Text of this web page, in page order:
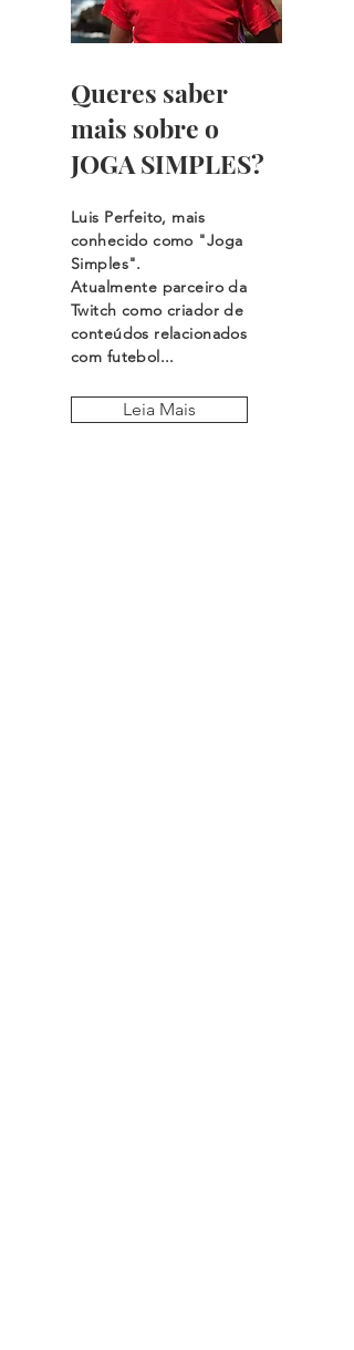
Queres saber
mais sobre o
JOGA SIMPLES?
Luis Perfeito, mais
conhecido como "Joga
Simples".
Atualmente parceiro da
Twitch como criador de
conteúdos relacionados
com futebol...
Leia Mais